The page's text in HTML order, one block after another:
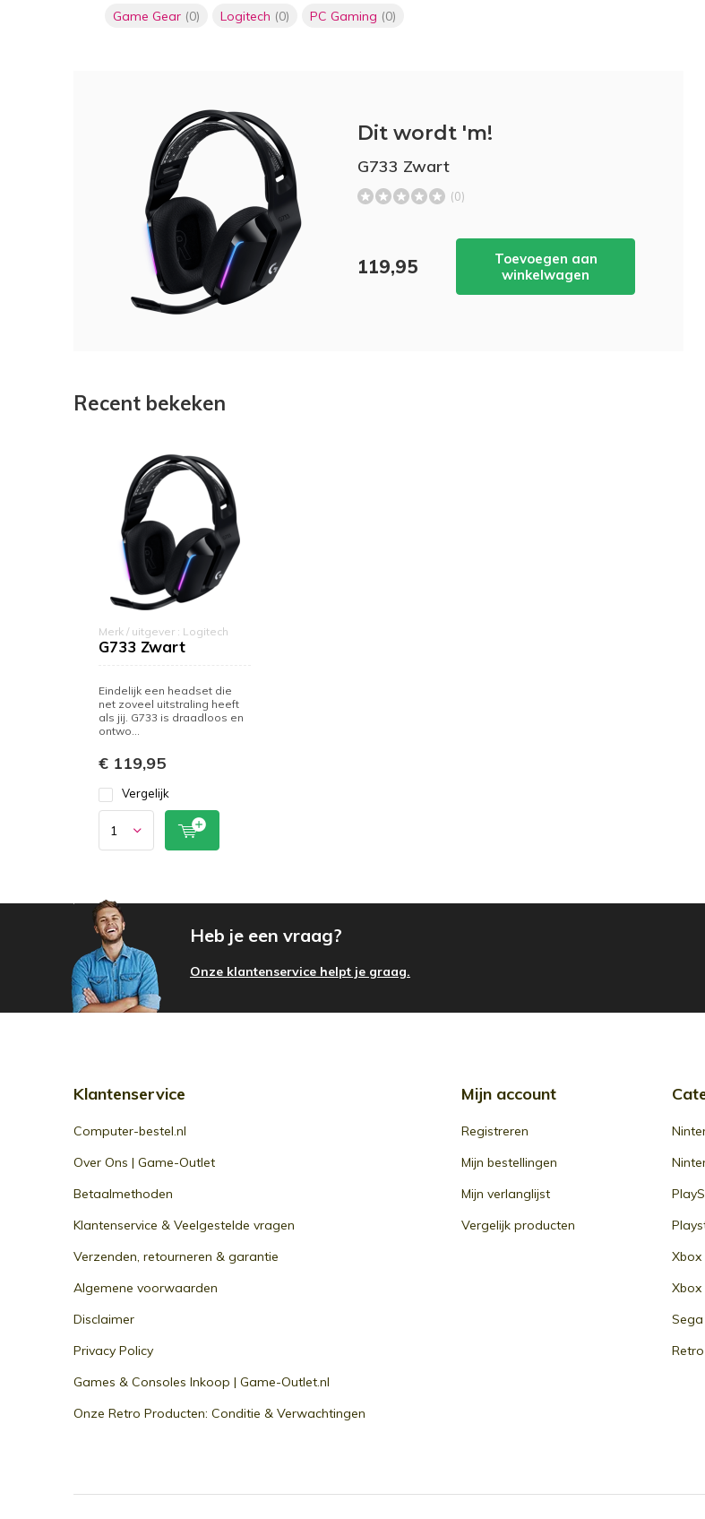
Game Gear (0) Logitech (0) PC Gaming (0)
Dit wordt 'm!
G733 Zwart
(0)
119,95
Toevoegen aan
winkelwagen
Recent bekeken
Merk / uitgever : Logitech
G733 Zwart
Eindelijk een headset die
net zoveel uitstraling heeft
als jij. G733 is draadloos en
ontwo...
€ 119,95
Vergelijk
Heb je een vraag?
Onze klantenservice helpt je graag.
Klantenservice
Computer-bestel.nl
Over Ons | Game-Outlet
Betaalmethoden
Klantenservice & Veelgestelde vragen
Verzenden, retourneren & garantie
Algemene voorwaarden
Disclaimer
Privacy Policy
Games & Consoles Inkoop | Game-Outlet.nl
Onze Retro Producten: Conditie & Verwachtingen
Mijn account
Registreren
Mijn bestellingen
Mijn verlanglijst
Vergelijk producten
Xbox
Xbox